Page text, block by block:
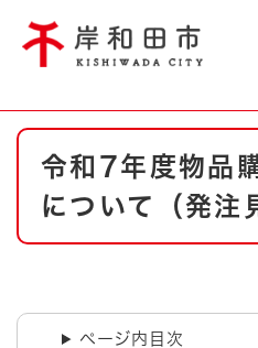
やさしい日本語
防災・緊急情報
ハザードマップ
本
令和7年度物品
について（発注
ページ内目次